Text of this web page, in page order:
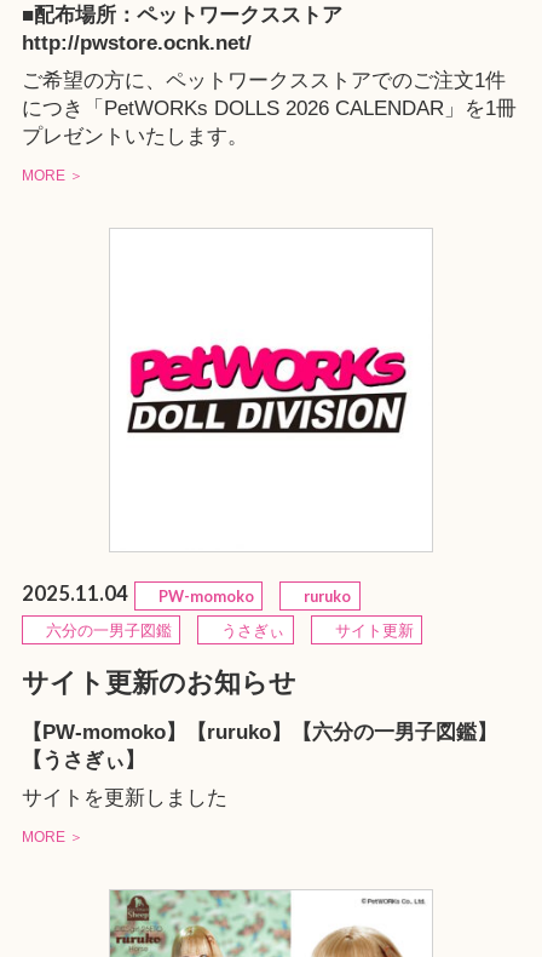
■配布場所： ペットワークスストア
http://pwstore.ocnk.net/
ご希望の方に、ペットワークスストアでのご注文1件
につき「PetWORKs DOLLS 2026 CALENDAR」を1冊
プレゼントいたします。
MORE ＞
2025.11.04 PW-momoko
ruruko
六分の一男子図鑑
うさぎぃ サイト更新
サイト更新のお知らせ
【PW-momoko】【ruruko】【六分の一男子図鑑】
【うさぎぃ】
サイトを更新しました
MORE ＞